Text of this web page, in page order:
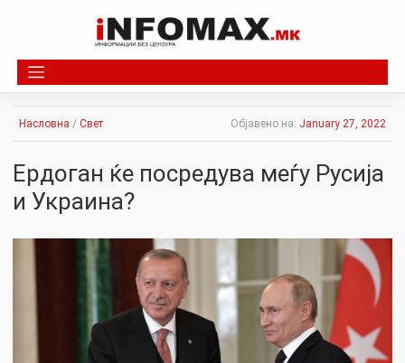
Насловна / Свет Објавено на: January 27, 2022
Ердоган ќе посредува меѓу Русија
и Украина?